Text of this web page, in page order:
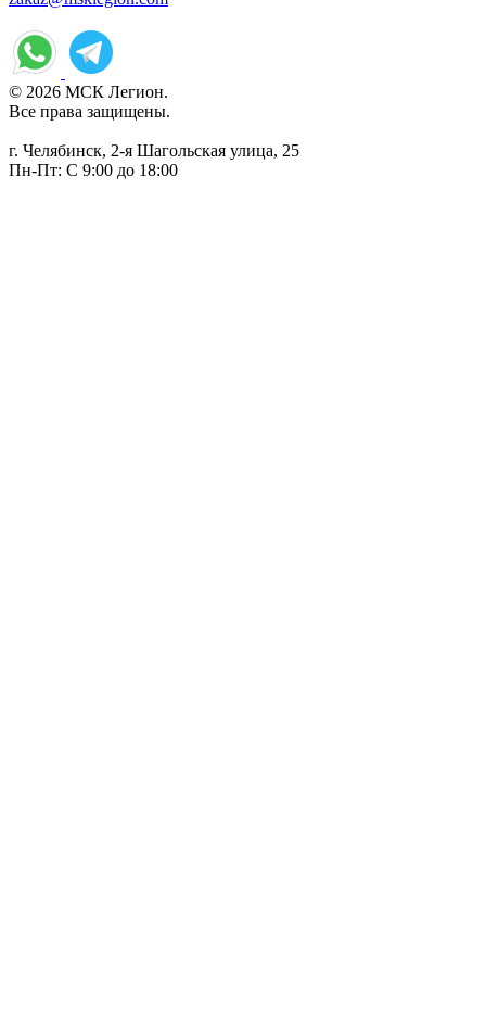
© 2026 МСК Легион.
Все права защищены.
г. Челябинск, 2-я Шагольская улица, 25
Пн-Пт: С 9:00 до 18:00